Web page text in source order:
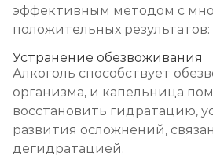
эффективным методом с
положительных результатов:
Устранение обезвоживания
Алкоголь способствует
организма, и капельница
восстановить гидратацию,
развития осложнений,
дегидратацией.